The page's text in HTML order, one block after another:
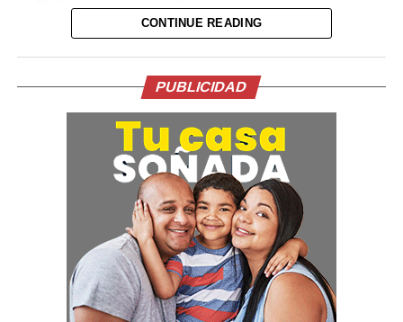
La ceremonia, incluyó una oración y reflexión que
acompañaron el inicio de esta nueva etapa de gobierno.
En su intervención, el Presidente de la Espriella, hizo
importantes anuncios en materia económica, salud,
lucha contra la corrupción, el servicio público y la
La participación del Vicepresidente Ulloa en este
histórico acto reafirma los lazos de amistad y
cooperación entre El Salvador y Colombia, así como la
voluntad de continuar fortaleciendo una agenda
bilateral orientada al desarrollo y bienestar de ambos
pueblos.
Me gusta esto:
CONTINUE READING
PUBLICIDAD